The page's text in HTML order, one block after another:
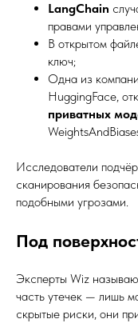
LangChain
правами
В открытом
ключ;
Одна из
HuggingFace,
приватных
Исследователи
сканирования
подобными угрозами.
Под
Эксперты Wiz
часть утечек — лишь
скрытые риски, они